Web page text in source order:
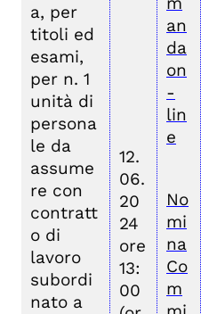
a, per
titoli ed
esami,
per n. 1
unità di
persona
le da
assume
re con
contratt
o di
lavoro
subordi
nato a
12.
06.
20
24
ore
13:
00
an
da
on
-
lin
e
No
mi
na
Co
m